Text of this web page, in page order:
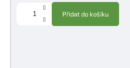
Přidat do košíku